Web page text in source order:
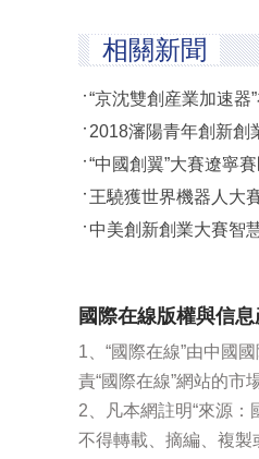
相關新聞
“京沈雙創産業加速器
2018瀋陽青年創新創
“中國創翼”大賽遼寧
王驍獲世界機器人大
中美創新創業大賽智
國際在線版權與信
1、“國際在線”由中國
責“國際在線”網站的市
2、凡本網註明“來源
不得轉載、摘編、複